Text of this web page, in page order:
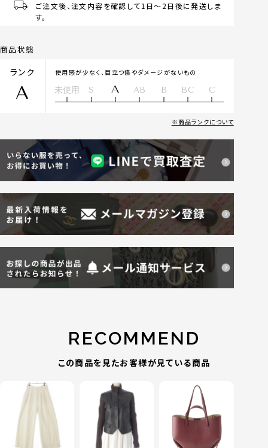
ご注文後、注文内容を確認して1日～2日後に発送しま
す。
商品状態
ランク
A
使用感が少なく、目立つ傷やダメージがないもの
未使用 S A AB B BC C
商品ランクについて
RECOMMEND
この商品を見たお客様が見ている商品